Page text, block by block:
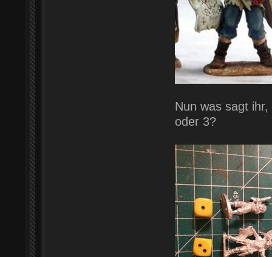
Nun was sagt
oder 3?